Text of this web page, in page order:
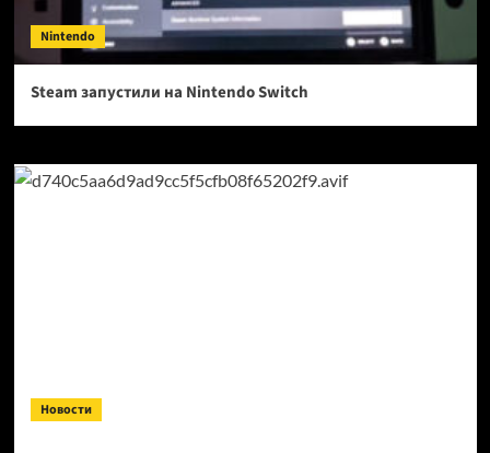
Nintendo
Steam запустили на Nintendo Switch
Новости